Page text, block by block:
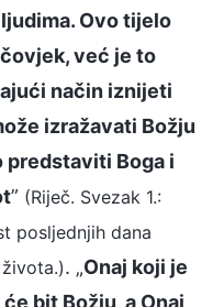
Ovo tijelo
već je to
način iznijeti
izražavati Božju
predstaviti Boga i
” (Riječ. Svezak 1.:
posljednjih dana
. „Onaj koji je
bit Božju, a Onaj